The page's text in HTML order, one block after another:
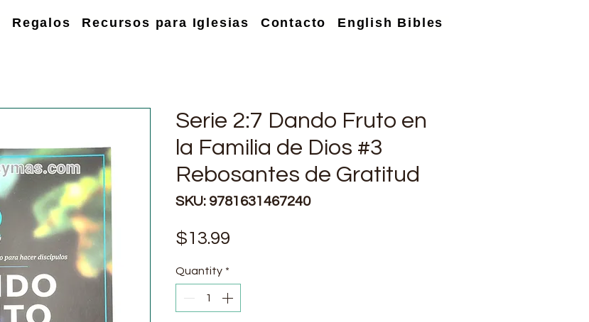
Serie 2:7 Dando Fruto en
la Familia de Dios #3
Rebosantes de Gratitud
SKU: 9781631467240
$13.99
Quantity *
Regalos Recursos para Iglesias Contacto English Bibles